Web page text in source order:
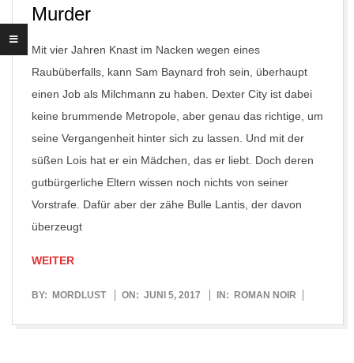
Murder
Mit vier Jahren Knast im Nacken wegen eines
Raubüberfalls, kann Sam Baynard froh sein, überhaupt
einen Job als Milchmann zu haben. Dexter City ist dabei
keine brummende Metropole, aber genau das richtige, um
seine Vergangenheit hinter sich zu lassen. Und mit der
süßen Lois hat er ein Mädchen, das er liebt. Doch deren
gutbürgerliche Eltern wissen noch nichts von seiner
Vorstrafe. Dafür aber der zähe Bulle Lantis, der davon
überzeugt
WEITER
2017-
BY: MORDLUST ON: JUNI 5, 2017 IN: ROMAN NOIR